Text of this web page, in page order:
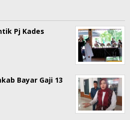
Pj Kades
Bayar Gaji 13